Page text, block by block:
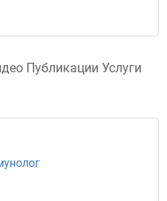
Публикации Услуги